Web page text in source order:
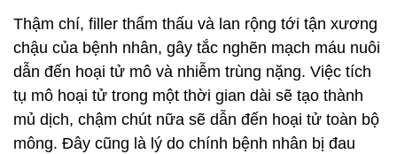
Thậm chí, filler thẩm thấu và lan rộng tới tận xương
chậu của bệnh nhân, gây tắc nghẽn mạch máu nuôi
dẫn đến hoại tử mô và nhiễm trùng nặng. Việc tích
tụ mô hoại tử trong một thời gian dài sẽ tạo thành
mủ dịch, chậm chút nữa sẽ dẫn đến hoại tử toàn bộ
mông. Đây cũng là lý do chính bệnh nhân bị đau